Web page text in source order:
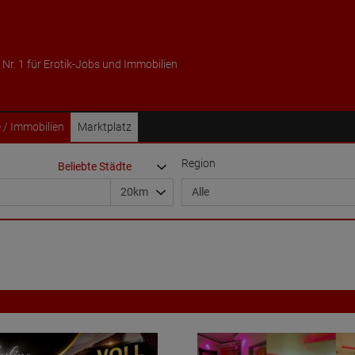
Nr. 1 für Erotik-Jobs und Immobilien
/ Immobilien Marktplatz
Region